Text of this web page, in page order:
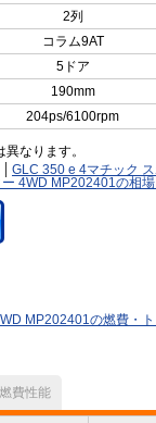
2列
コラム9AT
5ドア
190mm
204ps/6100rpm
なります。
GLC 350 e 4マチック
4WD MP202401の相
MP202401の燃費・
費性能